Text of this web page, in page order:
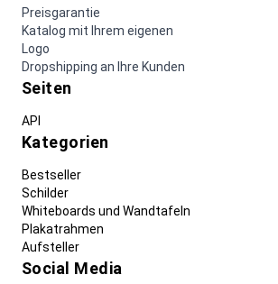
Preisgarantie
Katalog mit Ihrem eigenen
Logo
Dropshipping an Ihre Kunden
Seiten
API
Kategorien
Bestseller
Schilder
Whiteboards und Wandtafeln
Plakatrahmen
Aufsteller
Social Media